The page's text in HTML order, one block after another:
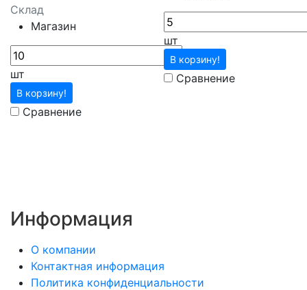
Склад
Магазин
шт
В корзину!
Сравнение
шт
В корзину!
Сравнение
Информация
О компании
Контактная информация
Политика конфиденциальности